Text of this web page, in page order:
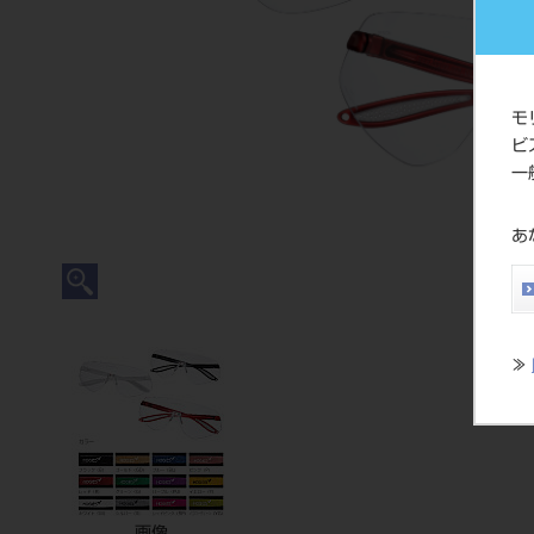
モ
ビ
一
あ
≫